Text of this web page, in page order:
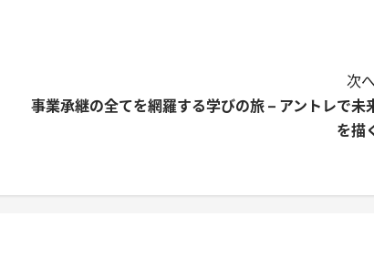
次
事業承継の全てを網羅する学びの旅 – アントレで未
を描